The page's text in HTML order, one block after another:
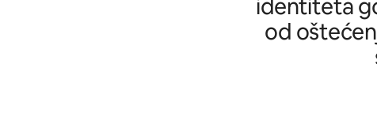
identiteta
od